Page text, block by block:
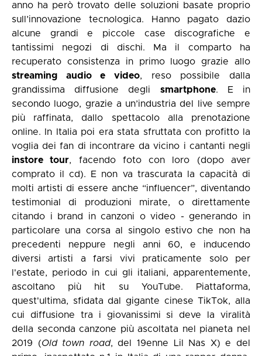
anno ha però trovato delle soluzioni basate proprio
sull’innovazione tecnologica. Hanno pagato dazio
alcune grandi e piccole case discografiche e
tantissimi negozi di dischi. Ma il comparto ha
recuperato consistenza in primo luogo grazie allo
streaming audio e video, reso possibile dalla
grandissima diffusione degli smartphone. E in
secondo luogo, grazie a un’industria del live sempre
più raffinata, dallo spettacolo alla prenotazione
online. In Italia poi era stata sfruttata con profitto la
voglia dei fan di incontrare da vicino i cantanti negli
instore tour, facendo foto con loro (dopo aver
comprato il cd). E non va trascurata la capacità di
molti artisti di essere anche “influencer”, diventando
testimonial di produzioni mirate, o direttamente
citando i brand in canzoni o video - generando in
particolare una corsa al singolo estivo che non ha
precedenti neppure negli anni 60, e inducendo
diversi artisti a farsi vivi praticamente solo per
l'estate, periodo in cui gli italiani, apparentemente,
ascoltano più hit su YouTube. Piattaforma,
quest'ultima, sfidata dal gigante cinese TikTok, alla
cui diffusione tra i giovanissimi si deve la viralità
della seconda canzone più ascoltata nel pianeta nel
2019 (Old town road, del 19enne Lil Nas X) e del